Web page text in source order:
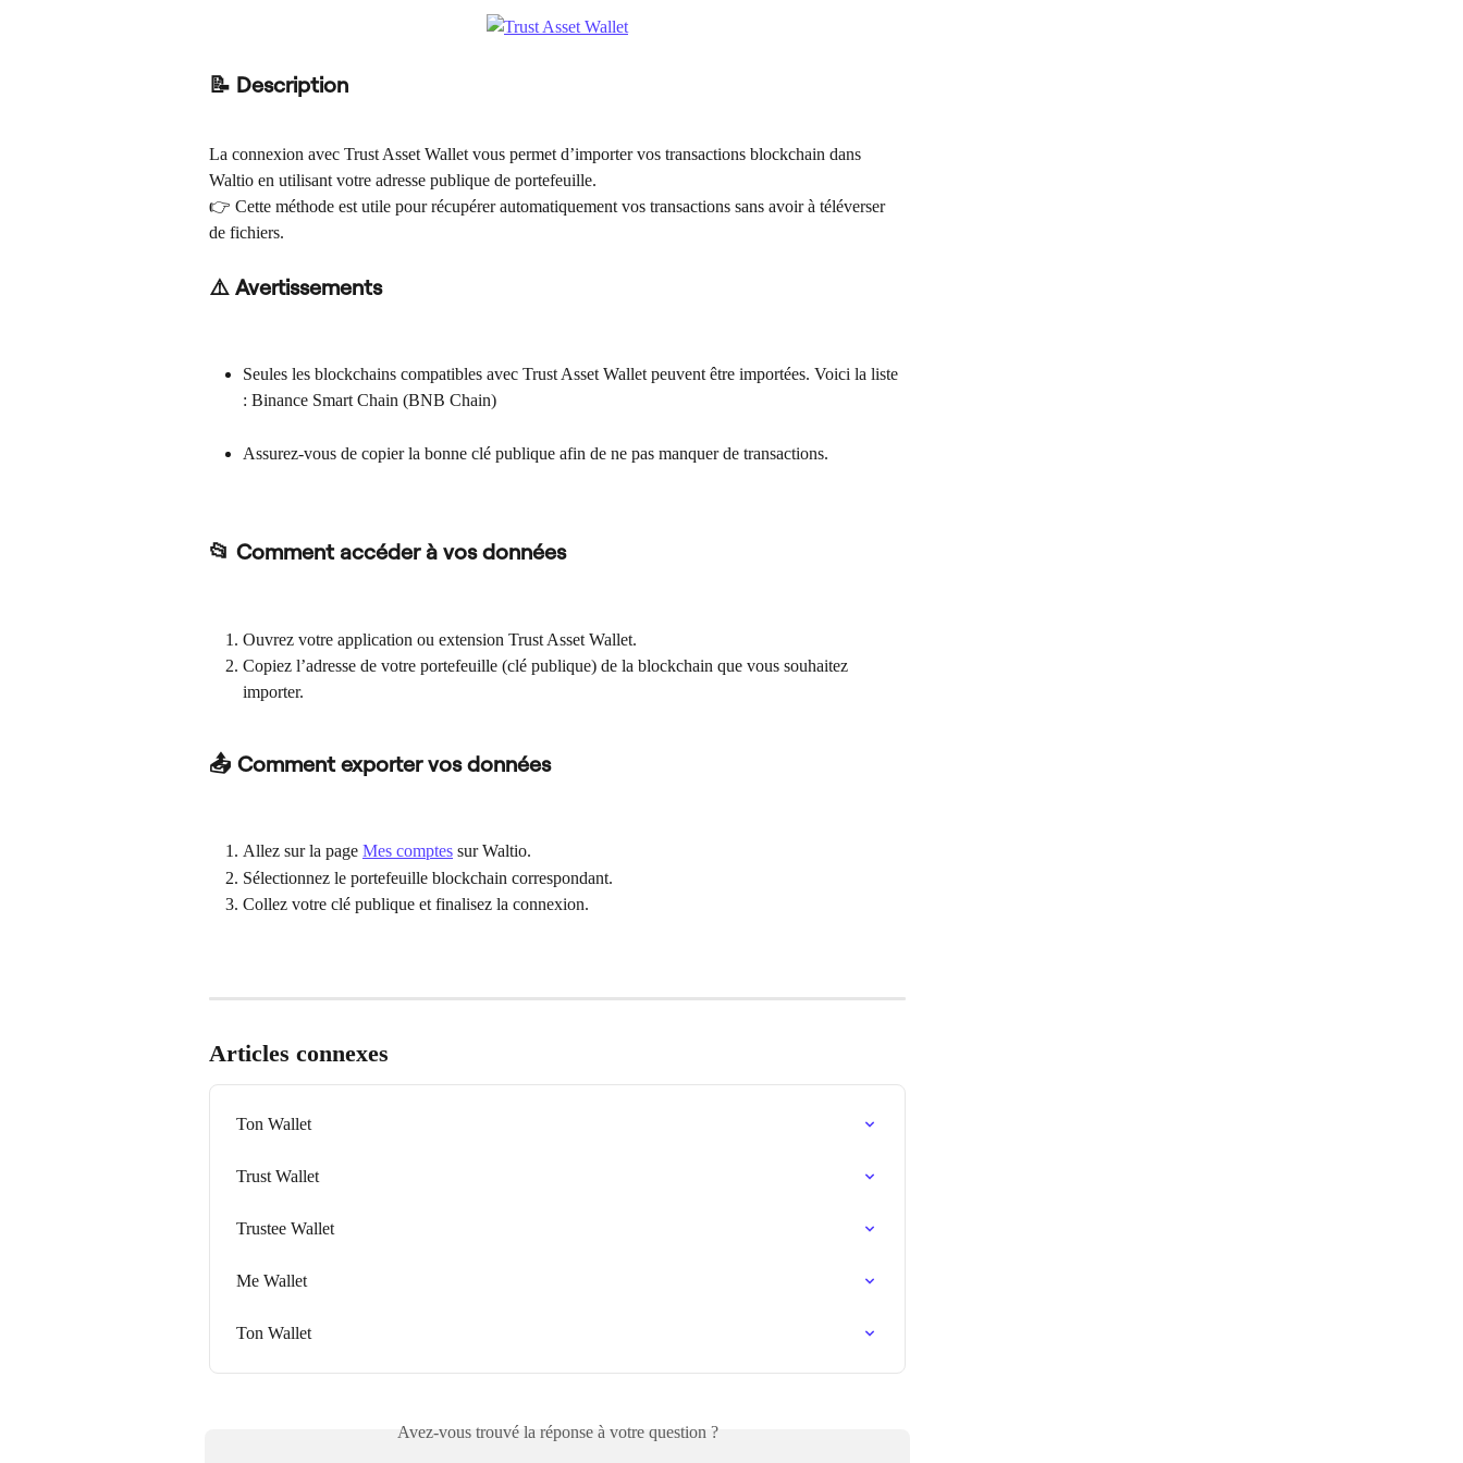
📝 Description
La connexion avec Trust Asset Wallet vous permet d’importer vos transactions blockchain dans
Waltio en utilisant votre adresse publique de portefeuille.
👉 Cette méthode est utile pour récupérer automatiquement vos transactions sans avoir à téléverser
de fichiers.
⚠️ Avertissements
Seules les blockchains compatibles avec Trust Asset Wallet peuvent être importées. Voici la liste
: Binance Smart Chain (BNB Chain)
Assurez-vous de copier la bonne clé publique afin de ne pas manquer de transactions.
📂 Comment accéder à vos données
Ouvrez votre application ou extension Trust Asset Wallet.
Copiez l’adresse de votre portefeuille (clé publique) de la blockchain que vous souhaitez
importer.
📤 Comment exporter vos données
Allez sur la page Mes comptes sur Waltio.
Sélectionnez le portefeuille blockchain correspondant.
Collez votre clé publique et finalisez la connexion.
Articles connexes
Ton Wallet
Trust Wallet
Trustee Wallet
Me Wallet
Ton Wallet
Avez-vous trouvé la réponse à votre question ?